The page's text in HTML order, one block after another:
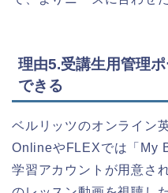
理由5.受講生用管理
できる
ベルリッツのオンライン
OnlineやFLEXでは「My
学習アカウントが用意さ